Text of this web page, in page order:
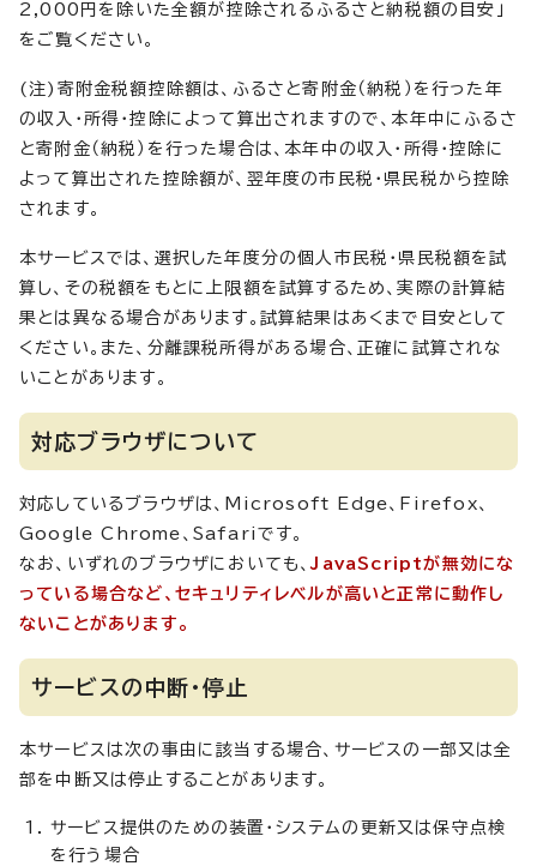
2,000円を除いた全額が控除されるふるさと納税額の目安」
をご覧ください。
(注)寄附金税額控除額は、ふるさと寄附金（納税）を行った年
の収入・所得・控除によって算出されますので、本年中にふるさ
と寄附金（納税）を行った場合は、本年中の収入・所得・控除に
よって算出された控除額が、翌年度の市民税・県民税から控除
されます。
本サービスでは、選択した年度分の個人市民税・県民税額を試
算し、その税額をもとに上限額を試算するため、実際の計算結
果とは異なる場合があります。試算結果はあくまで目安として
ください。また、分離課税所得がある場合、正確に試算されな
いことがあります。
対応ブラウザについて
対応しているブラウザは、Microsoft Edge、Firefox、
Google Chrome、Safariです。
なお、いずれのブラウザにおいても、JavaScriptが無効にな
っている場合など、セキュリティレベルが高いと正常に動作し
ないことがあります。
サービスの中断・停止
本サービスは次の事由に該当する場合、サービスの一部又は全
部を中断又は停止することがあります。
サービス提供のための装置・システムの更新又は保守点検
を行う場合